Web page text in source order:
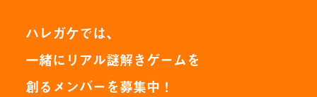
ハレガケでは、
一緒にリアル謎解きゲームを
創るメンバーを募集中！